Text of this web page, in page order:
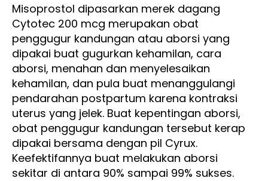
Misoprostol dipasarkan merek dagang
Cytotec 200 mcg merupakan obat
penggugur kandungan atau aborsi yang
dipakai buat gugurkan kehamilan, cara
aborsi, menahan dan menyelesaikan
kehamilan, dan pula buat menanggulangi
pendarahan postpartum karena kontraksi
uterus yang jelek. Buat kepentingan aborsi,
obat penggugur kandungan tersebut kerap
dipakai bersama dengan pil Cyrux.
Keefektifannya buat melakukan aborsi
sekitar di antara 90% sampai 99% sukses.